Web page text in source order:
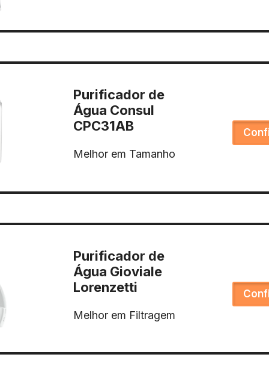
Purificador de
Água Consul
CPC31AB
Melhor em Tamanho
Purificador de
Água Gioviale
Lorenzetti
Melhor em Filtragem